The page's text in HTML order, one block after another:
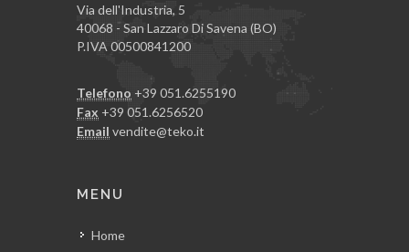
Via dell'Industria, 5
40068 - San Lazzaro Di Savena (BO)
P.IVA 00500841200
Telefono +39 051.6255190
Fax +39 051.6256520
Email vendite@teko.it
MENU
Home